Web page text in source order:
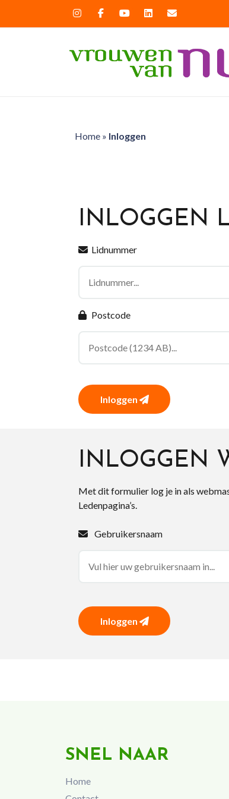
Home» Inloggen
INLOGGEN
Lidnummer
Postcode
Inloggen
INLOGGEN
Met dit formulier log je in als
Ledenpagina’s.
Gebruikersnaam
Inloggen
SNEL NAAR
Home